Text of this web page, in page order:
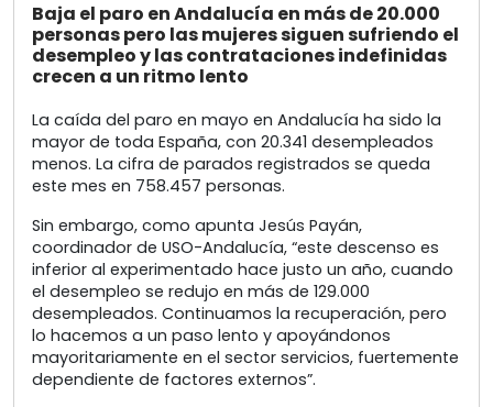
Baja el paro en Andalucía en más de 20.000
personas pero las mujeres siguen sufriendo el
desempleo y las contrataciones indefinidas
crecen a un ritmo lento
La caída del paro en mayo en Andalucía ha sido la
mayor de toda España, con 20.341 desempleados
menos. La cifra de parados registrados se queda
este mes en 758.457 personas.
Sin embargo, como apunta Jesús Payán,
coordinador de USO-Andalucía, “este descenso es
inferior al experimentado hace justo un año, cuando
el desempleo se redujo en más de 129.000
desempleados. Continuamos la recuperación, pero
lo hacemos a un paso lento y apoyándonos
mayoritariamente en el sector servicios, fuertemente
dependiente de factores externos”.